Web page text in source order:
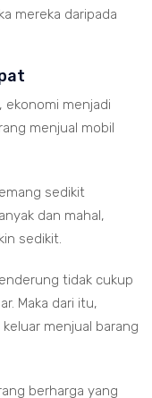
mereka daripada
ekonomi menjadi
menjual mobil
sedikit
dan mahal,
sedikit.
tidak cukup
Maka dari itu,
menjual barang
berharga yang